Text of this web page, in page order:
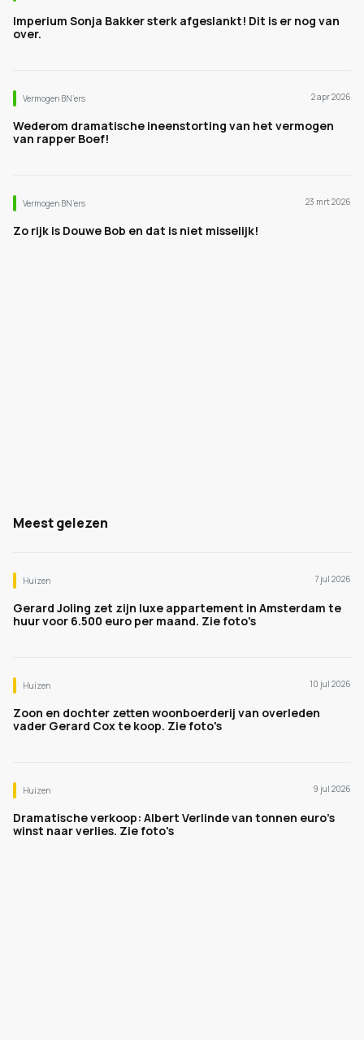
Imperium Sonja Bakker sterk afgeslankt! Dit is er nog van
over.
Vermogen BN’ers 2 apr 2026
Wederom dramatische ineenstorting van het vermogen
van rapper Boef!
Vermogen BN’ers 23 mrt 2026
Zo rijk is Douwe Bob en dat is niet misselijk!
Meest gelezen
Huizen 7 jul 2026
Gerard Joling zet zijn luxe appartement in Amsterdam te
huur voor 6.500 euro per maand. Zie foto's
Huizen 10 jul 2026
Zoon en dochter zetten woonboerderij van overleden
vader Gerard Cox te koop. Zie foto's
Huizen 9 jul 2026
Dramatische verkoop: Albert Verlinde van tonnen euro's
winst naar verlies. Zie foto's